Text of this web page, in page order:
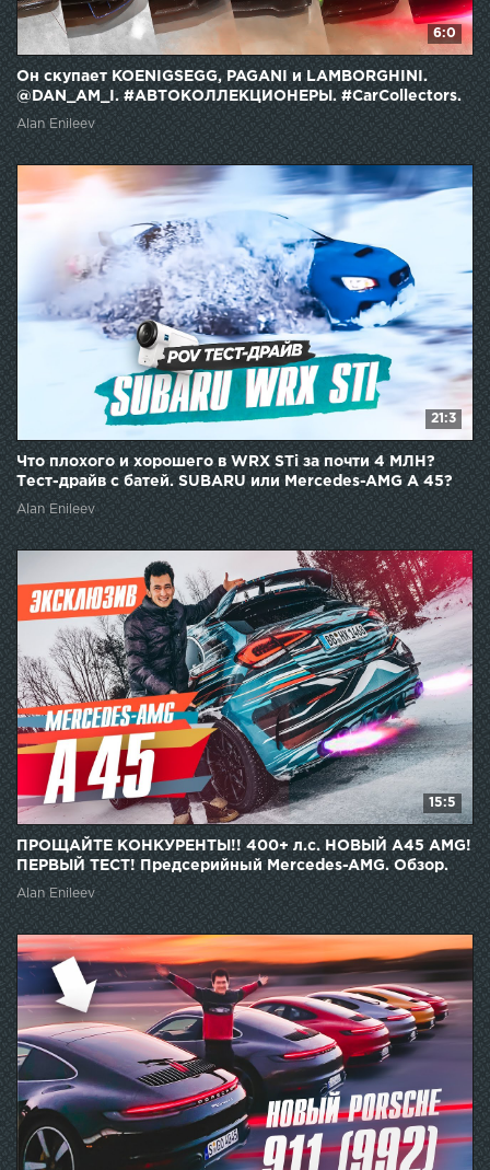
6:0
Он скупает KOENIGSEGG, PAGANI и LAMBORGHINI.
@DAN_AM_I. #АВТОКОЛЛЕКЦИОНЕРЫ. #CarCollectors.
AGERA.
Alan Enileev
21:3
Что плохого и хорошего в WRX STi за почти 4 МЛН?
Тест-драйв с батей. SUBARU или Mercedes-AMG A 45?
Alan Enileev
15:5
ПРОЩАЙТЕ КОНКУРЕНТЫ!! 400+ л.с. НОВЫЙ A45 AMG!
ПЕРВЫЙ ТЕСТ! Предсерийный Mercedes-AMG. Обзор.
Alan Enileev